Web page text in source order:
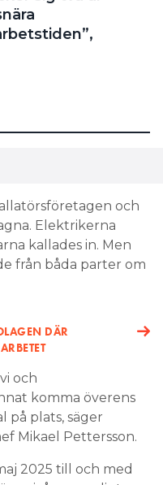
och
Elektrikerna
kallades in. Men
från båda parter om
DÄR
och
komma överens
på plats, säger
Mikael Pettersson.
2025 till och med